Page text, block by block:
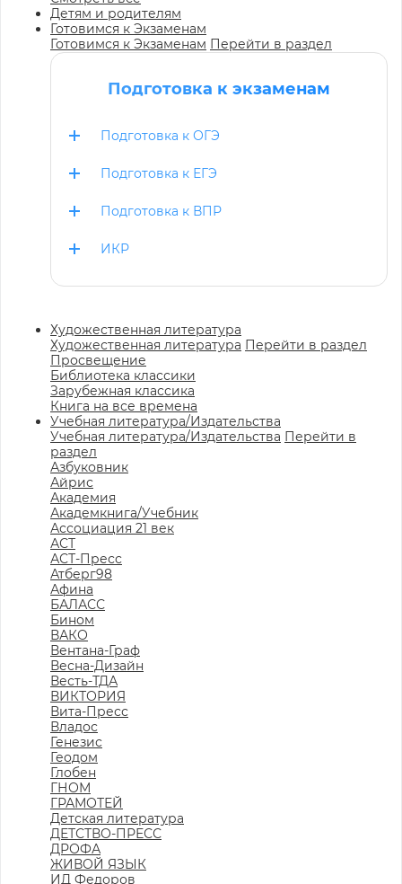
Детям и родителям
Готовимся к Экзаменам
Готовимся к Экзаменам Перейти в раздел
Подготовка к экзаменам
Подготовка к ОГЭ
Подготовка к ЕГЭ
Подготовка к ВПР
ИКР
Художественная литература
Художественная литература Перейти в раздел
Просвещение
Библиотека классики
Зарубежная классика
Книга на все времена
Учебная литература/Издательства
Учебная литература/Издательства Перейти в
раздел
Азбуковник
Айрис
Академия
Академкнига/Учебник
Ассоциация 21 век
АСТ
АСТ-Пресс
Атберг98
Афина
БАЛАСС
Бином
ВАКО
Вентана-Граф
Весна-Дизайн
Весть-ТДА
ВИКТОРИЯ
Вита-Пресс
Владос
Генезис
Геодом
Глобен
ГНОМ
ГРАМОТЕЙ
Детская литература
ДЕТСТВО-ПРЕСС
ДРОФА
ЖИВОЙ ЯЗЫК
ИД Федоров